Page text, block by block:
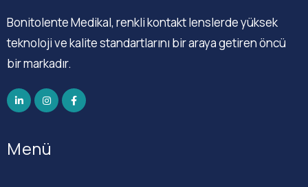
Bonitolente Medikal, renkli kontakt lenslerde yüksek
teknoloji ve kalite standartlarını bir araya getiren öncü
bir markadır.
Menü